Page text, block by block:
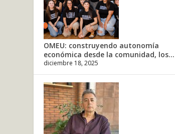
OMEU: construyendo autonomía
económica desde la comunidad, los...
diciembre 18, 2025